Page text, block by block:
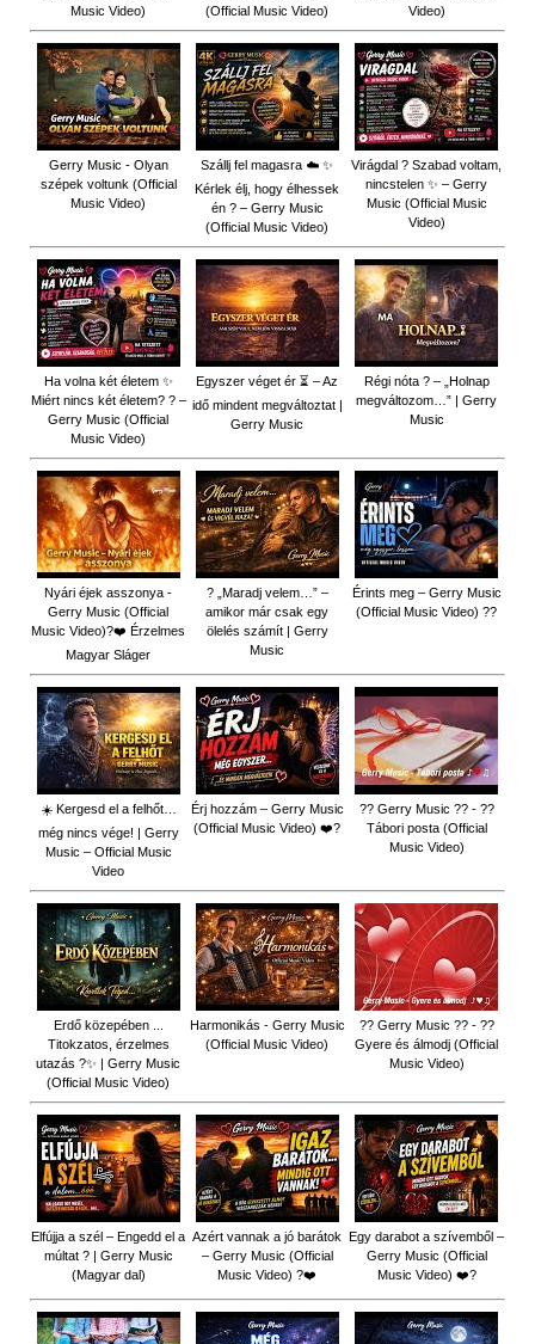
Music Video)
(Official Music Video)
Video)
Gerry Music - Olyan
szépek voltunk (Official
Music Video)
Szállj fel magasra ☁️ ✨
Kérlek élj, hogy élhessek
én ? – Gerry Music
(Official Music Video)
Virágdal ? Szabad voltam,
nincstelen ✨ – Gerry
Music (Official Music
Video)
Ha volna két életem ✨
Miért nincs két életem? ? –
Gerry Music (Official
Music Video)
Egyszer véget ér ⏳ – Az
idő mindent megváltoztat |
Gerry Music
Régi nóta ? – „Holnap
megváltozom…” | Gerry
Music
Nyári éjek asszonya -
Gerry Music (Official
Music Video)?❤️ Érzelmes
Magyar Sláger
? „Maradj velem…” –
amikor már csak egy
ölelés számít | Gerry
Music
Érints meg – Gerry Music
(Official Music Video) ??
☀️ Kergesd el a felhőt…
még nincs vége! | Gerry
Music – Official Music
Video
Érj hozzám – Gerry Music
(Official Music Video) ❤️?
?? Gerry Music ?? - ??
Tábori posta (Official
Music Video)
Erdő közepében ...
Titokzatos, érzelmes
utazás ?✨ | Gerry Music
(Official Music Video)
Harmonikás - Gerry Music
(Official Music Video)
?? Gerry Music ?? - ??
Gyere és álmodj (Official
Music Video)
Elfújja a szél – Engedd el a
múltat ? | Gerry Music
(Magyar dal)
Azért vannak a jó barátok
– Gerry Music (Official
Music Video) ?❤️
Egy darabot a szívemből –
Gerry Music (Official
Music Video) ❤️?